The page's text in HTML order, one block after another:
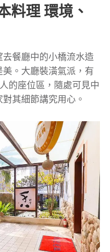
料理 環境、
餐廳中的小橋流水造
。大廳裝潢氣派，有
的座位區，隨處可見中
其細節講究用心。